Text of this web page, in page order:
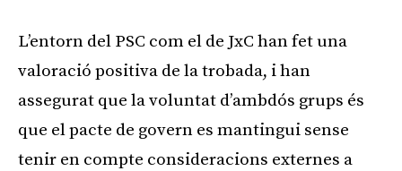
L’entorn del PSC com el de JxC han fet una
valoració positiva de la trobada, i han
assegurat que la voluntat d’ambdós grups és
que el pacte de govern es mantingui sense
tenir en compte consideracions externes a